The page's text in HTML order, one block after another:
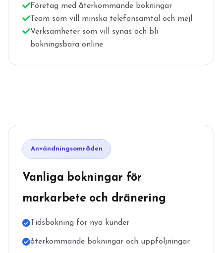
Företag med återkommande bokningar
Team som vill minska telefonsamtal och mejl
Verksamheter som vill synas och bli
bokningsbara online
Användningsområden
Vanliga bokningar för
markarbete och dränering
Tidsbokning för nya kunder
återkommande bokningar och uppföljningar